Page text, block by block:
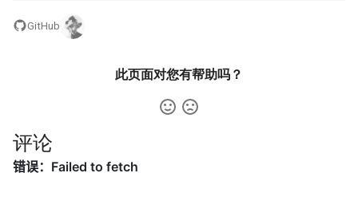
40. 最小的 k 个数
35. 最小时间差
38. 每日温度
5.7. 配对交换
8.2. 迷路的机器人
GitHub
此页面对您有帮助吗？
评论